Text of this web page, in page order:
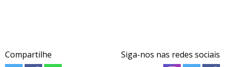
Compartilhe Siga-nos nas redes sociais